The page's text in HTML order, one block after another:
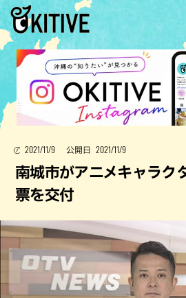
2021/11/9 公開日 2021/11/9
南城市がアニメキャラク
票を交付